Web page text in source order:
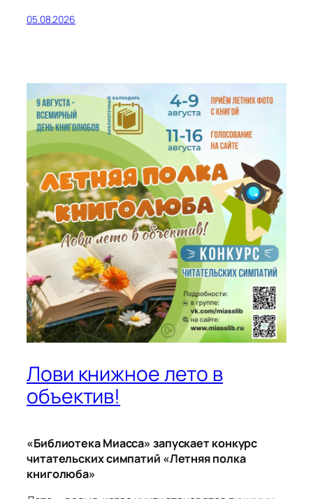
05.08.2026
Лови книжное лето в
объектив!
«Библиотека Миасса» запускает конкурс
читательских симпатий «Летняя полка
книголюба»